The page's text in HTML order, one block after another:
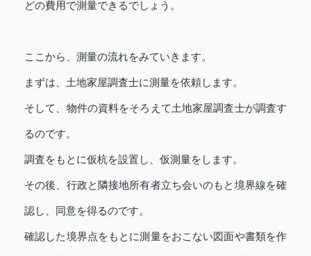
どの費用で測量できるでしょう。
ここから、測量の流れをみていきます。
まずは、土地家屋調査士に測量を依頼します。
そして、物件の資料をそろえて土地家屋調査士が調査す
るのです。
調査をもとに仮杭を設置し、仮測量をします。
その後、行政と隣接地所有者立ち会いのもと境界線を確
認し、同意を得るのです。
確認した境界点をもとに測量をおこない図面や書類を作